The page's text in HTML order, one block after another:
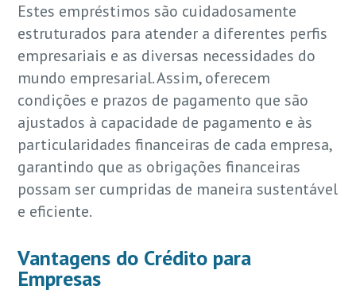
Estes empréstimos são cuidadosamente
estruturados para atender a diferentes perfis
empresariais e as diversas necessidades do
mundo empresarial. Assim, oferecem
condições e prazos de pagamento que são
ajustados à capacidade de pagamento e às
particularidades financeiras de cada empresa,
garantindo que as obrigações financeiras
possam ser cumpridas de maneira sustentável
e eficiente.
Vantagens do Crédito para
Empresas